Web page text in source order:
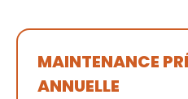
MAINTENANCE
ANNUELLE